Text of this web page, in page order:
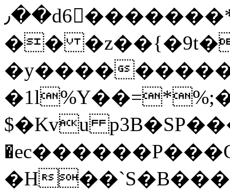
٫��d6򆧇�������*��[|^]oo���NW~zz>�X&�u�=K?
��
�y����
$�Kvu
�H